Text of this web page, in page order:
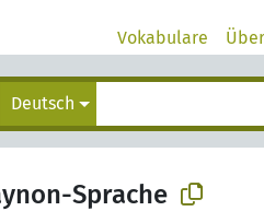
Vokabulare Über
Deutsch
Sprache